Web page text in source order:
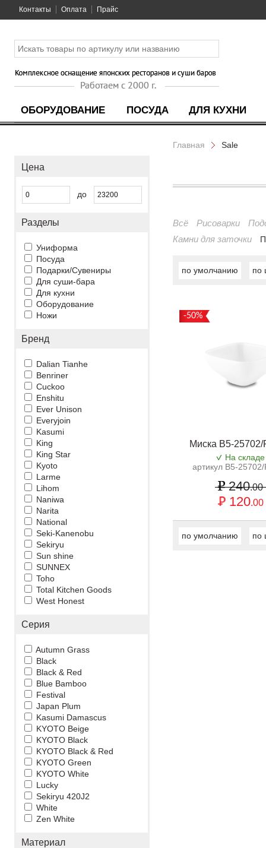
Контакты Оплата Прайс
ОБОРУДОВАНИЕ ПОСУДА ДЛЯ КУХНИ
Цена
до
Разделы
Униформа
Посуда
Подарки/Сувениры
Для суши-бара
Для кухни
Оборудование
Ножи
Бренд
Dalian Tianhe
Benriner
Cuckoo
Enshitu
Ever Unison
Everyjoin
Kasumi
King
King Star
Kyoto
Larme
Lihom
Naniwa
Narita
National
Seki-Kanenobu
Sekiryu
Sun shine
SUNNEX
Toho
Total Kitchen Goods
West Honest
Серия
Autumn Grass
Black
Black & Red
Blue Bamboo
Festival
Japan Plum
Kasumi Damascus
KYOTO Beige
KYOTO Black
KYOTO Black & Red
KYOTO Green
KYOTO White
Lucky
Sekiryu 420J2
White
Zen White
Материал
Главная Sale
Всё Рисоварки
Камни для заточки
по умолчанию по
-50%
Миска B5-25702/
На складе
артикул B5-
240.00
120.00
по умолчанию по